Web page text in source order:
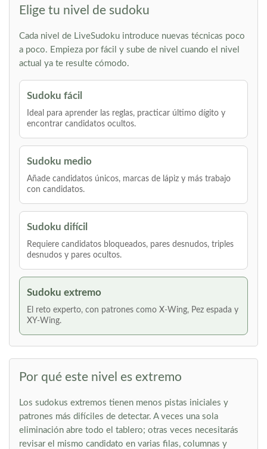
Elige tu nivel de sudoku
Cada nivel de LiveSudoku introduce nuevas técnicas poco
a poco. Empieza por fácil y sube de nivel cuando el nivel
actual ya te resulte cómodo.
Sudoku fácil
Ideal para aprender las reglas, practicar último dígito y
encontrar candidatos ocultos.
Sudoku medio
Añade candidatos únicos, marcas de lápiz y más trabajo
con candidatos.
Sudoku difícil
Requiere candidatos bloqueados, pares desnudos, triples
desnudos y pares ocultos.
Sudoku extremo
El reto experto, con patrones como X-Wing, Pez espada y
XY-Wing.
Por qué este nivel es extremo
Los sudokus extremos tienen menos pistas iniciales y
patrones más difíciles de detectar. A veces una sola
eliminación abre todo el tablero; otras veces necesitarás
revisar el mismo candidato en varias filas, columnas y